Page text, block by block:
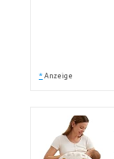
* Anzeige